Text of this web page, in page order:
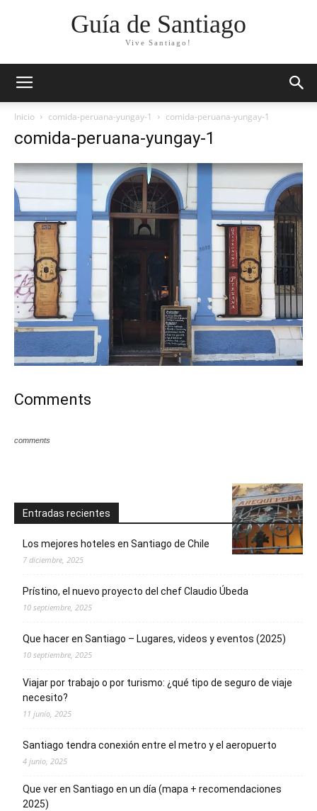
Guía de Santiago
Vive Santiago!
Inicio comida-peruana-yungay-1 comida-peruana-yungay-1
comida-peruana-yungay-1
Comments
comments
Entradas recientes
Los mejores hoteles en Santiago de Chile
7 diciembre, 2025
Prístino, el nuevo proyecto del chef Claudio Úbeda
10 septiembre, 2025
Que hacer en Santiago – Lugares, videos y eventos (2025)
10 septiembre, 2025
Viajar por trabajo o por turismo: ¿qué tipo de seguro de viaje
necesito?
11 junio, 2025
Santiago tendra conexión entre el metro y el aeropuerto
4 junio, 2025
Que ver en Santiago en un día (mapa + recomendaciones
2025)